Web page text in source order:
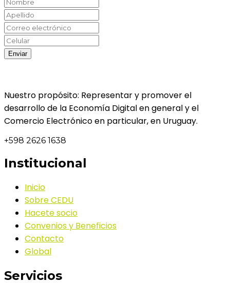
Nuestro propósito: Representar y promover el
desarrollo de la Economía Digital en general y el
Comercio Electrónico en particular, en Uruguay.
+598 2626 1638
Institucional
Inicio
Sobre CEDU
Hacete socio
Convenios y Beneficios
Contacto
Global
Servicios